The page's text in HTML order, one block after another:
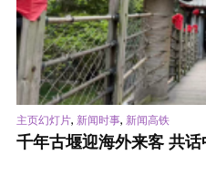
主页幻灯片, 新闻时事, 新闻高铁
千年古堰迎海外来客 共